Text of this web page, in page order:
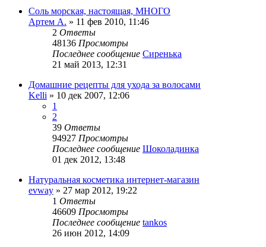
Соль морская, настоящая, МНОГО
Артем А. » 11 фев 2010, 11:46
2 Ответы
48136 Просмотры
Последнее сообщение Сиренька
21 май 2013, 12:31
Домашние рецепты для ухода за волосами
Kelli » 10 дек 2007, 12:06
1
2
39 Ответы
94927 Просмотры
Последнее сообщение Шоколадинка
01 дек 2012, 13:48
Натуральная косметика интернет-магазин
evway » 27 мар 2012, 19:22
1 Ответы
46609 Просмотры
Последнее сообщение tankos
26 июн 2012, 14:09